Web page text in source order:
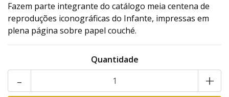
Fazem parte integrante do catálogo meia centena de
reproduções iconográficas do Infante, impressas em
plena página sobre papel couché.
Quantidade
+
-